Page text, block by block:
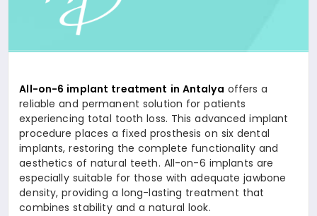
All-on-6 implant treatment in Antalya offers a
reliable and permanent solution for patients
experiencing total tooth loss. This advanced implant
procedure places a fixed prosthesis on six dental
implants, restoring the complete functionality and
aesthetics of natural teeth. All-on-6 implants are
especially suitable for those with adequate jawbone
density, providing a long-lasting treatment that
combines stability and a natural look.